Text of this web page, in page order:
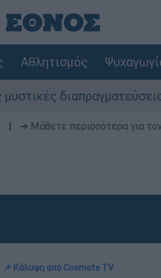
Αθλητισμός
και
➔ Μάθετε περισσότερα για
📌 Κάλυψη από Cosmote TV